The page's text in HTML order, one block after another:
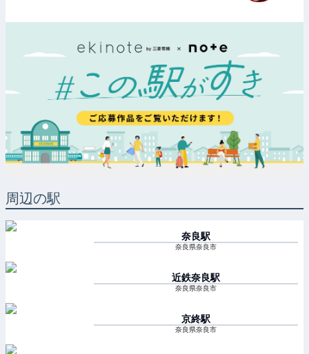
周辺の駅
奈良駅
奈良県奈良市
近鉄奈良駅
奈良県奈良市
京終駅
奈良県奈良市